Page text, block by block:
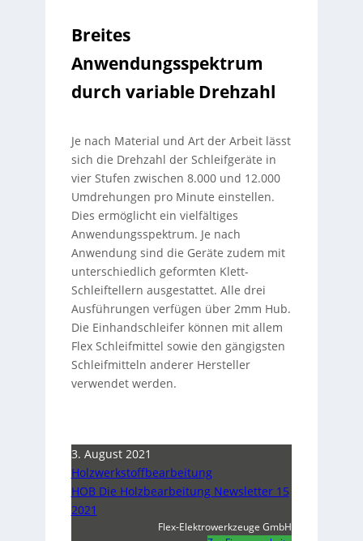
Breites
Anwendungsspektrum
durch variable Drehzahl
Je nach Material und Art der Arbeit lässt
sich die Drehzahl der Schleifgeräte in
vier Stufen zwischen 8.000 und 12.000
Umdrehungen pro Minute einstellen.
Dies ermöglicht ein vielfältiges
Anwendungsspektrum. Je nach
Anwendung sind die Geräte zudem mit
unterschiedlich geformten Klett-
Schleiftellern ausgestattet. Alle drei
Ausführungen verfügen über 2mm Hub.
Die Einhandschleifer können mit allem
Flex Schleifmittel sowie den gängigsten
Schleifmitteln anderer Hersteller
verwendet werden.
3. August 2021
Holzwerkstoffbearbeitung
HOB Die Holzbearbeitung Newsletter 15
2021
Flex-Elektrowerkzeuge GmbH